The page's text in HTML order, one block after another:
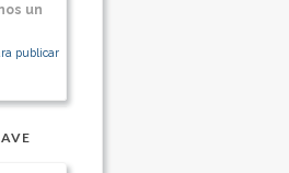
un
publicar